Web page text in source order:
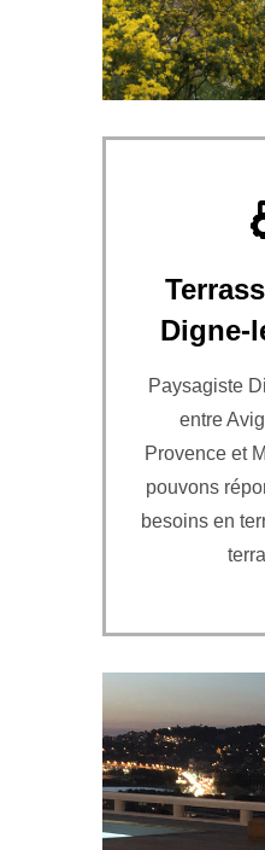
Digne-
Paysagiste
entre
Provence et
pouvons
besoins en